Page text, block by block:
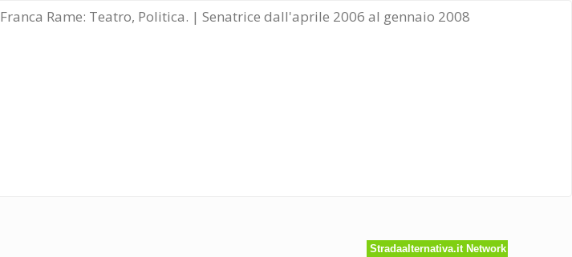
Franca Rame: Teatro, Politica. | Senatrice dall'aprile 2006 al gennaio 2008
Stradaalternativa.it Network